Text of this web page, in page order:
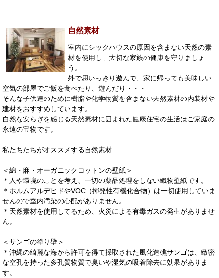
自然素材
室内にシックハウスの原因を含まない天然の素
材を使用し、大切な家族の健康を守りましょ
う。
外で思いっきり遊んで、家に帰っても美味しい
空気の部屋でご飯を食べたり、遊んだり・・・
そんな子供達のために樹脂や化学物質を含まない天然素材の内装材や
建材をおすすめしています。
自然な安らぎを感じる天然素材に囲まれた健康住宅の生活はご家庭の
永遠の宝物です。
私たちたちがオススメする自然素材
＜綿・麻・オーガニックコットンの壁紙＞
＊人や環境のことを考え、一切の薬品処理をしない織物壁紙です。
＊ホルムアルデヒドやVOC（揮発性有機化合物）は一切使用していま
せんので室内汚染の心配がありません。
＊天然素材を使用してるため、火災による有毒ガスの発生がありませ
ん。
＜サンゴの塗り壁＞
＊沖縄の綺麗な海から許可を得て採取された風化造礁サンゴは、緻密
な空孔を持った多孔質物質で臭いや湿気の吸着除去に効果がありま
す。